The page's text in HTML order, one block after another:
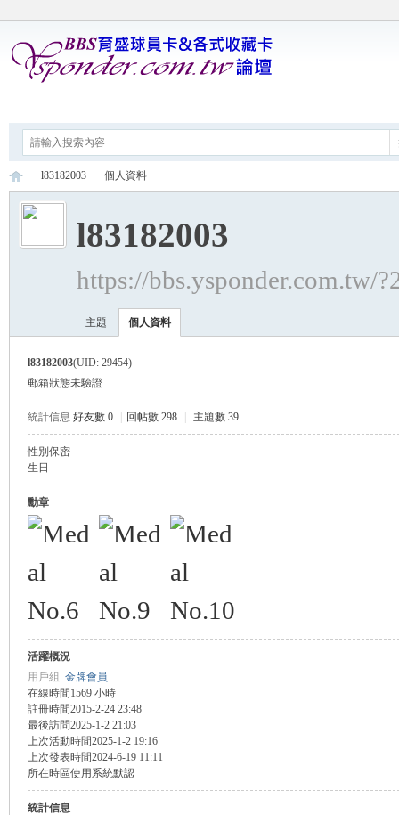
›
l83182003 個人資料
l83182003
https://bbs.ysponder.com.tw/
主題 個人資料
l83182003(UID: 29454)
郵箱狀態未驗證
統計信息 好友數 0 回帖數 298 主題數 39
性別 保密
生日 -
勳章
活躍概況
用戶組 金牌會員
在線時間 1569 小時
註冊時間2015-2-24 23:48
最後訪問2025-1-2 21:03
上次活動時間2025-1-2 19:16
上次發表時間2024-6-19 11:11
所在時區使用系統默認
統計信息